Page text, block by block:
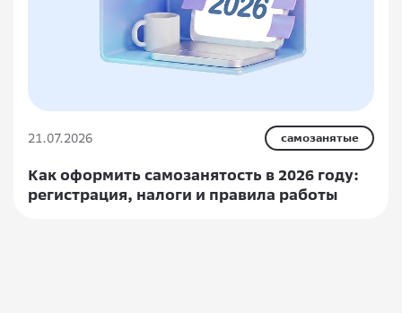
21.07.2026 самозанятые
Как оформить самозанятость в 2026 году:
регистрация, налоги и правила работы